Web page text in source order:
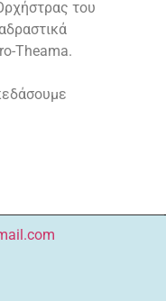
του
Theama.